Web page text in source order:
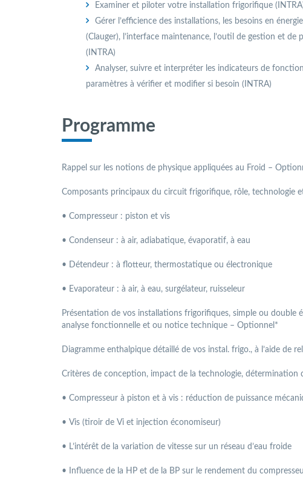
Examiner et piloter votre installation frigorifique
Gérer l’efficience des installations, les besoins en
(Clauger), l’interface maintenance, l’outil de gestion et
(INTRA)
Analyser, suivre et interpréter les indicateurs de
paramètres à vérifier et modifier si besoin (INTRA)
Programme
Rappel sur les notions de physique appliquées au Froid –
Composants principaux du circuit frigorifique, rôle, technologie
• Compresseur : piston et vis
• Condenseur : à air, adiabatique, évaporatif, à eau
• Détendeur : à flotteur, thermostatique ou électronique
• Evaporateur : à air, à eau, surgélateur, ruisseleur
Présentation de vos installations frigorifiques, simple ou double
analyse fonctionnelle et ou notice technique – Optionnel*
Diagramme enthalpique détaillé de vos instal. frigo., à l’aide de
Critères de conception, impact de la technologie, détermination
• Compresseur à piston et à vis : réduction de puissance
• Vis (tiroir de Vi et injection économiseur)
• L’intérêt de la variation de vitesse sur un réseau d’eau froide
• Influence de la HP et de la BP sur le rendement du